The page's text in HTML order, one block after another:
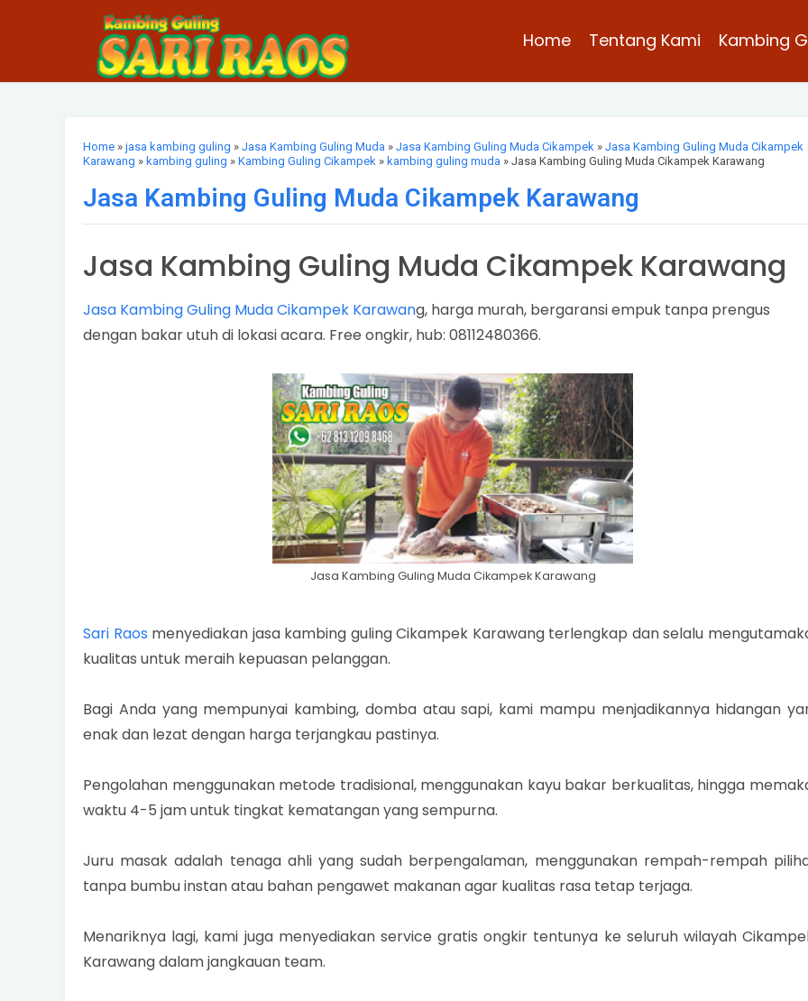
Home Tentang Kami Kambing
Home » jasa kambing guling » Jasa Kambing Guling Muda » Jasa Kambing Guling Muda Cikampek » Jasa Kambing Guling Muda Cikampek
Karawang » kambing guling » Kambing Guling Cikampek » kambing guling muda » Jasa Kambing Guling Muda Cikampek Karawang
Jasa Kambing Guling Muda Cikampek Karawang
Jasa Kambing Guling Muda Cikampek Karawang
Jasa Kambing Guling Muda Cikampek Karawang, harga murah, bergaransi empuk tanpa prengus
dengan bakar utuh di lokasi acara. Free ongkir, hub: 08112480366.
Jasa Kambing Guling Muda Cikampek Karawang
Sari Raos menyediakan jasa kambing guling Cikampek Karawang terlengkap dan selalu
kualitas untuk meraih kepuasan pelanggan.
Bagi Anda yang mempunyai kambing, domba atau sapi, kami mampu menjadikannya hidangan
enak dan lezat dengan harga terjangkau pastinya.
Pengolahan menggunakan metode tradisional, menggunakan kayu bakar berkualitas, hingga
waktu 4-5 jam untuk tingkat kematangan yang sempurna.
Juru masak adalah tenaga ahli yang sudah berpengalaman, menggunakan rempah-rempah
tanpa bumbu instan atau bahan pengawet makanan agar kualitas rasa tetap terjaga.
Menariknya lagi, kami juga menyediakan service gratis ongkir tentunya ke seluruh wilayah
Karawang dalam jangkauan team.